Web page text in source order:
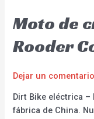
Moto de
Rooder
Dejar un comentario
Dirt Bike eléctrica –
fábrica de China.